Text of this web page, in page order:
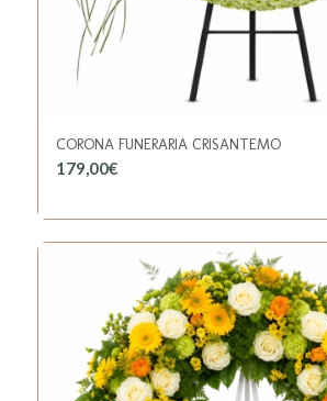
CORONA FUNERARIA CRISANTEMO
179,00€